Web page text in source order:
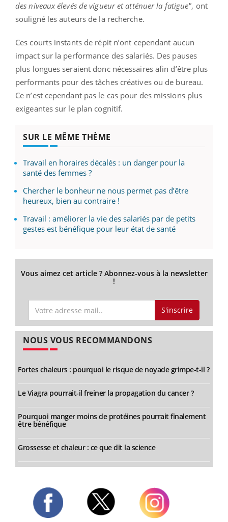
des niveaux élevés de vigueur et atténuer la fatigue", ont
souligné les auteurs de la recherche.
Ces courts instants de répit n’ont cependant aucun
impact sur la performance des salariés. Des pauses
plus longues seraient donc nécessaires afin d’être plus
performants pour des tâches créatives ou de bureau.
Ce n’est cependant pas le cas pour des missions plus
exigeantes sur le plan cognitif.
SUR LE MÊME THÈME
Travail en horaires décalés : un danger pour la
santé des femmes ?
Chercher le bonheur ne nous permet pas d’être
heureux, bien au contraire !
Travail : améliorer la vie des salariés par de petits
gestes est bénéfique pour leur état de santé
Vous aimez cet article ? Abonnez-vous à la newsletter
!
S'inscrire
NOUS VOUS RECOMMANDONS
Fortes chaleurs : pourquoi le risque de noyade grimpe-t-il ?
Le Viagra pourrait-il freiner la propagation du cancer ?
Pourquoi manger moins de protéines pourrait finalement
être bénéfique
Grossesse et chaleur : ce que dit la science